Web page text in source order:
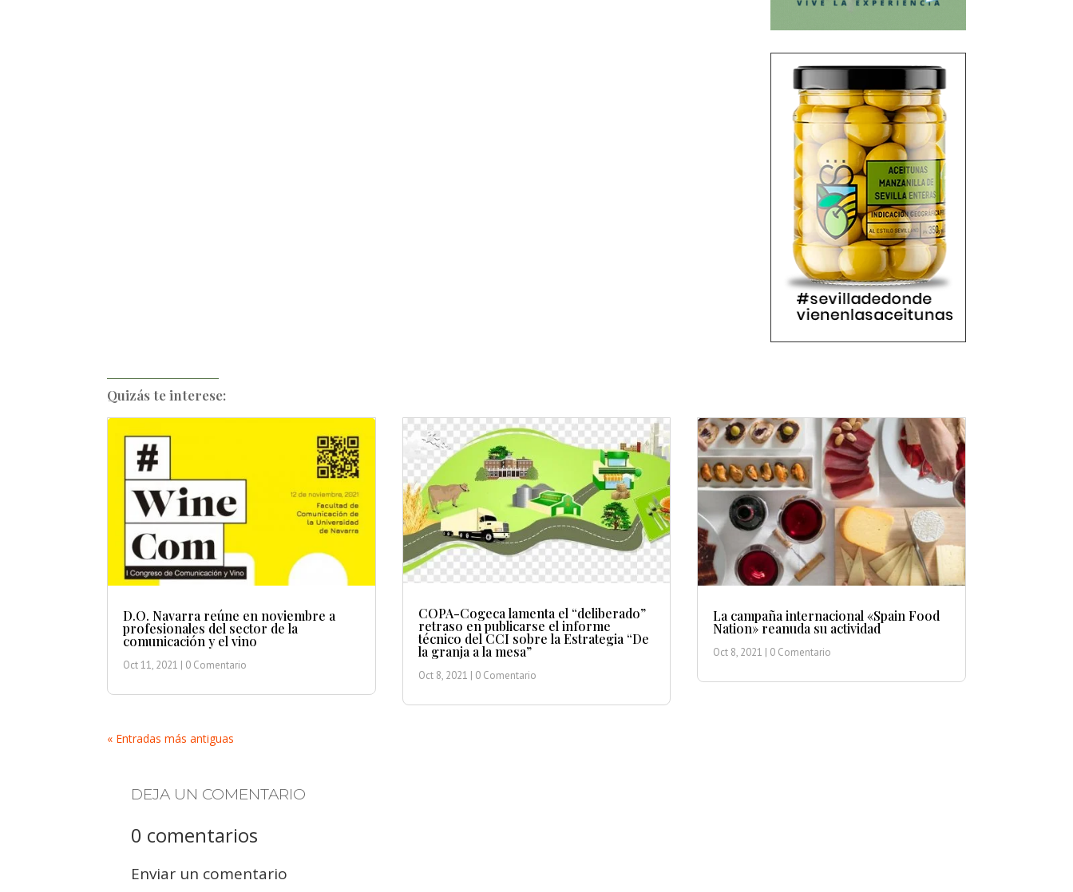
Quizás te interese:
D.O. Navarra reúne en noviembre a
profesionales del sector de la
comunicación y el vino
Oct 11, 2021 | 0 Comentario
COPA-Cogeca lamenta el “deliberado”
retraso en publicarse el informe
técnico del CCI sobre la Estrategia “De
la granja a la mesa”
Oct 8, 2021 | 0 Comentario
La campaña internacional «Spain Food
Nation» reanuda su actividad
Oct 8, 2021 | 0 Comentario
« Entradas más antiguas
DEJA UN COMENTARIO
0 comentarios
Enviar un comentario